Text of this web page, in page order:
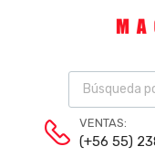
VENTAS:
(+56 55)